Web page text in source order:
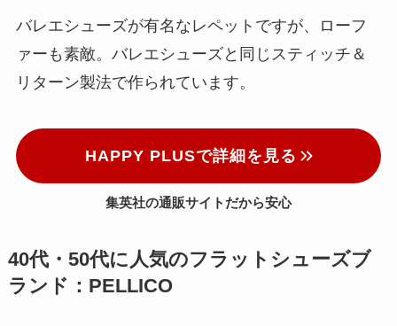
バレエシューズが有名なレペットですが、ローフ
ァーも素敵。バレエシューズと同じスティッチ＆
リターン製法で作られています。
HAPPY PLUSで詳細を見る
集英社の通販サイトだから安心
40代・50代に人気のフラットシューズブ
ランド：PELLICO